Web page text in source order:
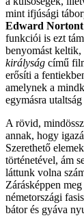
mint ifjúsági
Edward Nortont
funkciói is ezt
benyomást keltik,
királyság című
erősíti a
amelynek a
egymásra
A rövid,
annak, hogy
Szerethető
történetével, ám
láttunk volna
Zárásképpen
németországi
bátor és gyáva